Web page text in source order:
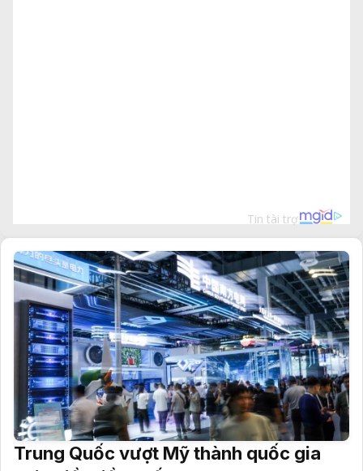
Trung Quốc vượt Mỹ thành quốc gia